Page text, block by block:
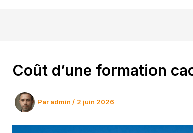
Coût d’une formation
Par admin / 2 juin 2026